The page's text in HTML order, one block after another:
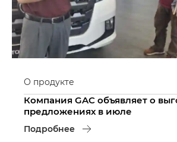
О продукте
Компания GAC объявляет о
предложениях в июле
Подробнее